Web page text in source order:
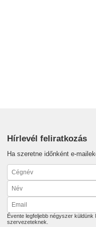
Hírlevél feliratkozás
Ha szeretne időnként e-
Évente legfeljebb négyszer
szervezeteknek.